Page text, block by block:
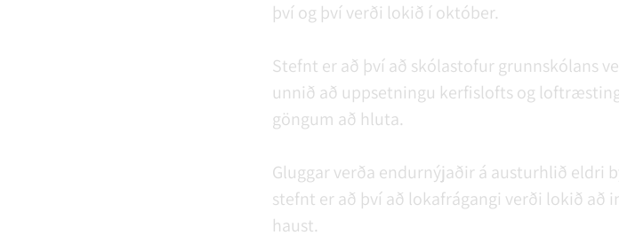
því og því verði lokið í október.
Stefnt er að því að skólastofur grunnskólans
unnið að uppsetningu kerfislofts og
göngum að hluta.
Gluggar verða endurnýjaðir á austurhlið eldri
stefnt er að því að lokafrágangi verði lokið að
haust.